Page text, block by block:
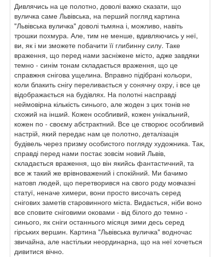
Дивлячись на це полотно, доволі важко сказати, що
вуличка саме Львівська, на перший погляд картина
"Львівська вуличка" доволі тьмяна і, можливо, навіть
трошки похмура. Але, тим не менше, вдивляючись у неї,
ви, як і ми зможете побачити її глибинну силу. Таке
враження, що перед нами засніжене місто, адже завдяки
темно - синім тонам складається враження, що це
справжня снігова ущелина. Вправно підібрані кольори,
коли блакить снігу переливається у сонячну охру, і все це
відображається на будівлях. На полотні насправді
неймовірна кількість синього, але жоден з цих тонів не
схожий на інший. Кожен особливий, кожен унікальний,
кожен по - своєму абстрактний. Все це створює особливий
настрій, який передає нам це полотно, деталізація
будівель через призму особистого погляду художника. Так,
справді перед нами постає зовсім новий Львів,
складається враження, що він якийсь фантастичний, та
все ж такий же врівноважений і спокійний. Ми бачимо
натовп людей, що перетворився на свого роду мовчазні
статуї, неначе химери, вони просто височать серед
снігових заметів старовинного міста. Видається, ніби воно
все сповите сніговими оковами - від білого до темно -
синього, як сніги останнього місяця зими десь серед
гірських вершин. Картина "Львівська вуличка" водночас
звичайна, але настільки неординарна, що на неї хочеться
дивитися вічно.